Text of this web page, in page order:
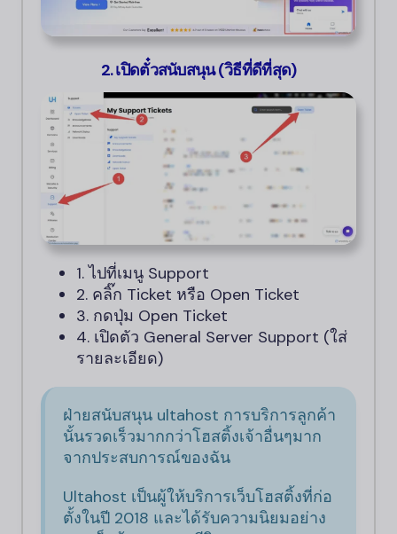
2. เปิดตั๋วสนับสนุน (วิธีที่ดีที่สุด)
1. ไปที่เมนู Support
2. คลิ๊ก Ticket หรือ Open Ticket
3. กดปุ่ม Open Ticket
4. เปิดตัว General Server Support (ใส่
รายละเอียด)
ฝ่ายสนับสนุน ultahost การบริการลูกค้า
นั้นรวดเร็วมากกว่าโฮสติ้งเจ้าอื่นๆมาก
จากประสบการณ์ของฉัน
Ultahost เป็นผู้ให้บริการเว็บโฮสติ้งที่ก่อ
ตั้งในปี 2018 และได้รับความนิยมอย่าง